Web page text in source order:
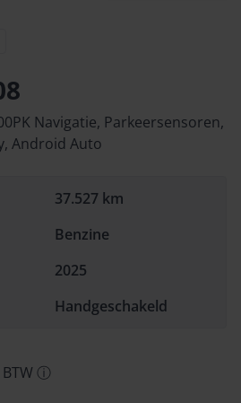
Navigatie, Parkeersensoren,
Android Auto
37.527 km
Benzine
2025
Handgeschakeld
BTW ⓘ